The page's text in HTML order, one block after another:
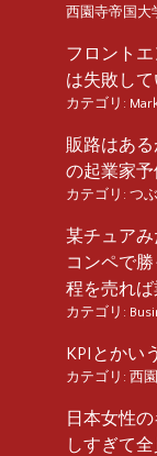
西園寺帝国
フロント
は失敗し
カテゴリ:
販路はあ
の起業家
カテゴリ: つ
某チュア
コンペで
程を売れば
カテゴリ:
KPIとかい
カテゴリ: 西
日本女性
しすぎて全